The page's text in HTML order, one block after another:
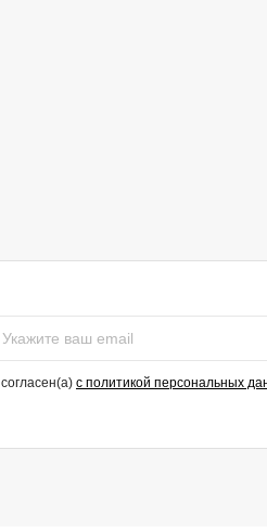
с политикой персональных